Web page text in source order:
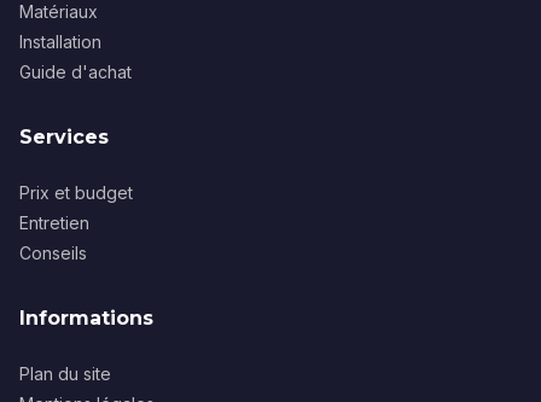
Matériaux
Installation
Guide d'achat
Services
Prix et budget
Entretien
Conseils
Informations
Plan du site